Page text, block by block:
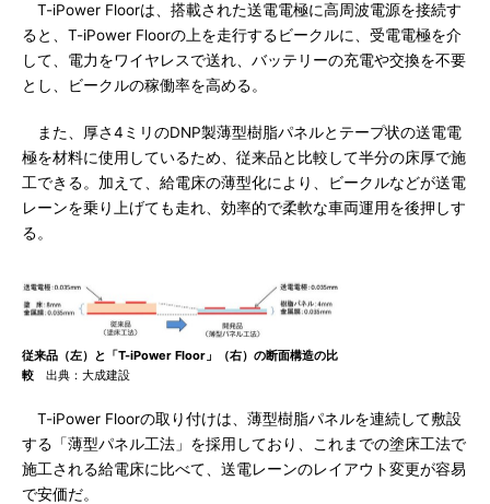
T-iPower Floorは、搭載された送電電極に高周波電源を接続す
ると、T-iPower Floorの上を走行するビークルに、受電電極を介
して、電力をワイヤレスで送れ、バッテリーの充電や交換を不要
とし、ビークルの稼働率を高める。
また、厚さ4ミリのDNP製薄型樹脂パネルとテープ状の送電電
極を材料に使用しているため、従来品と比較して半分の床厚で施
工できる。加えて、給電床の薄型化により、ビークルなどが送電
レーンを乗り上げても走れ、効率的で柔軟な車両運用を後押しす
る。
従来品（左）と「T-iPower Floor」（右）の断面構造の比
較 出典：大成建設
T-iPower Floorの取り付けは、薄型樹脂パネルを連続して敷設
する「薄型パネル工法」を採用しており、これまでの塗床工法で
施工される給電床に比べて、送電レーンのレイアウト変更が容易
で安価だ。